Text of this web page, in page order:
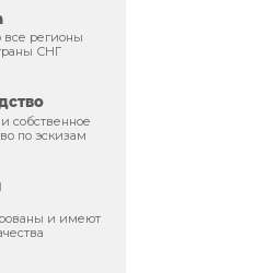
все регионы
СНГ
собственное
по эскизам
и имеют